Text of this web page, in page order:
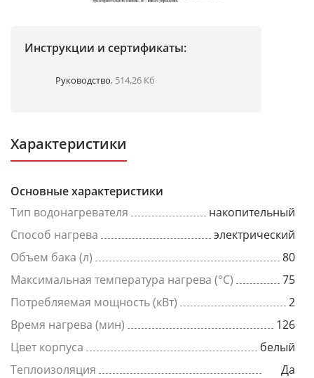
Инструкции и сертификаты:
Руководство, 514,26 Кб
Характеристики
Основные характеристики
Тип водонагревателя
накопительный
Способ нагрева
электрический
Объем бака (л)
80
Максимальная температура нагрева (°C)
75
Потребляемая мощность (кВт)
2
Время нагрева (мин)
126
Цвет корпуса
белый
Теплоизоляция
Да